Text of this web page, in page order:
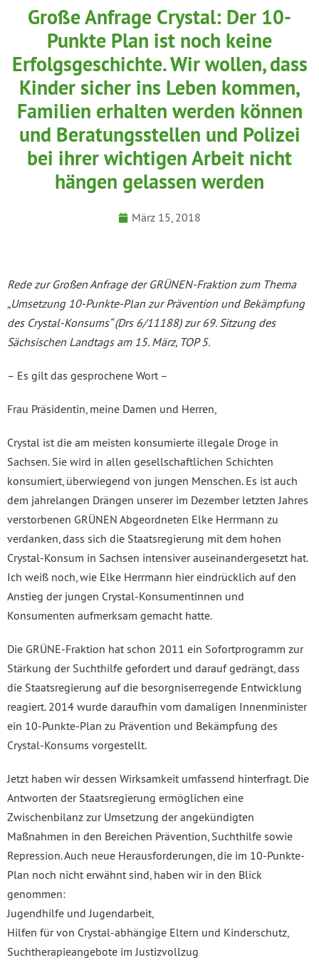
Große Anfrage Crystal: Der 10-
Punkte Plan ist noch keine
Erfolgsgeschichte. Wir wollen, dass
Kinder sicher ins Leben kommen,
Familien erhalten werden können
und Beratungsstellen und Polizei
bei ihrer wichtigen Arbeit nicht
hängen gelassen werden
März 15, 2018
Rede zur Großen Anfrage der GRÜNEN-Fraktion zum Thema
„Umsetzung 10-Punkte-Plan zur Prävention und Bekämpfung
des Crystal-Konsums“ (Drs 6/11188) zur 69. Sitzung des
Sächsischen Landtags am 15. März, TOP 5.
– Es gilt das gesprochene Wort –
Frau Präsidentin, meine Damen und Herren,
Crystal ist die am meisten konsumierte illegale Droge in
Sachsen. Sie wird in allen gesellschaftlichen Schichten
konsumiert, überwiegend von jungen Menschen. Es ist auch
dem jahrelangen Drängen unserer im Dezember letzten Jahres
verstorbenen GRÜNEN Abgeordneten Elke Herrmann zu
verdanken, dass sich die Staatsregierung mit dem hohen
Crystal-Konsum in Sachsen intensiver auseinandergesetzt hat.
Ich weiß noch, wie Elke Herrmann hier eindrücklich auf den
Anstieg der jungen Crystal-Konsumentinnen und
Konsumenten aufmerksam gemacht hatte.
Die GRÜNE-Fraktion hat schon 2011 ein Sofortprogramm zur
Stärkung der Suchthilfe gefordert und darauf gedrängt, dass
die Staatsregierung auf die besorgniserregende Entwicklung
reagiert. 2014 wurde daraufhin vom damaligen Innenminister
ein 10-Punkte-Plan zu Prävention und Bekämpfung des
Crystal-Konsums vorgestellt.
Jetzt haben wir dessen Wirksamkeit umfassend hinterfragt. Die
Antworten der Staatsregierung ermöglichen eine
Zwischenbilanz zur Umsetzung der angekündigten
Maßnahmen in den Bereichen Prävention, Suchthilfe sowie
Repression. Auch neue Herausforderungen, die im 10-Punkte-
Plan noch nicht erwähnt sind, haben wir in den Blick
genommen:
Jugendhilfe und Jugendarbeit,
Hilfen für von Crystal-abhängige Eltern und Kinderschutz,
Suchtherapieangebote im Justizvollzug